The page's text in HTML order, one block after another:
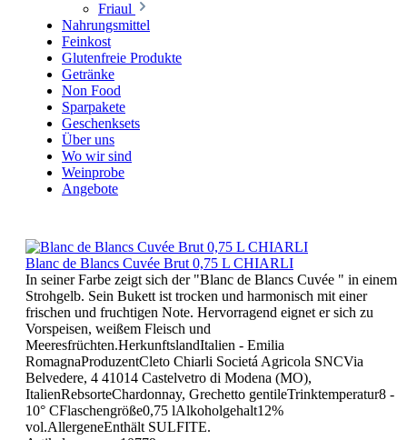
Friaul
Nahrungsmittel
Feinkost
Glutenfreie Produkte
Getränke
Non Food
Sparpakete
Geschenksets
Über uns
Wo wir sind
Weinprobe
Angebote
Blanc de Blancs Cuvée Brut 0,75 L CHIARLI
In seiner Farbe zeigt sich der "Blanc de Blancs Cuvée " in einem
Strohgelb. Sein Bukett ist trocken und harmonisch mit einer
frischen und fruchtigen Note. Hervorragend eignet er sich zu
Vorspeisen, weißem Fleisch und
Meeresfrüchten.HerkunftslandItalien - Emilia
RomagnaProduzentCleto Chiarli Societá Agricola SNCVia
Belvedere, 4 41014 Castelvetro di Modena (MO),
ItalienRebsorteChardonnay, Grechetto gentileTrinktemperatur8 -
10° CFlaschengröße0,75 lAlkoholgehalt12%
vol.AllergeneEnthält SULFITE.